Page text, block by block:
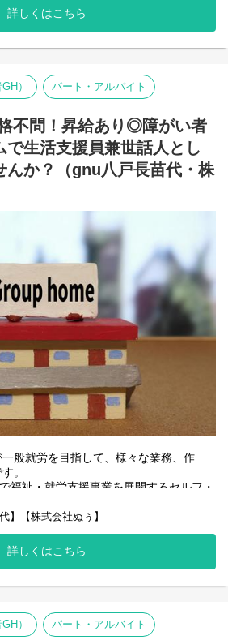
のパターンの事業所を全国に展開をさ
】
】
高い工賃を目指すサービス。
グループホーム）】
労を見据え、生活する力や困難を解決
につけるサービス。
しながら、日常生活の困りごとをサポ
生活が送れるように支援していくのが
付け並びに提供
の買い出し
のお手伝いや共有スペースの掃除
活サポート
談相手
のような介助・介護の作業はありませ
さい！
詳しくはこちら
） パート・アルバイト
不問！昇給あり◎障がい者
で生活支援員兼世話人とし
んか？（gnu八戸長苗代・株
般就労を目指して、様々な業務、作
。
福祉・就労支援事業を展開するセルフ・
なノウハウとネットワークを活かし、
のパターンの事業所を全国に展開をさ
】
】
】【株式会社ぬぅ】
詳しくはこちら
） パート・アルバイト